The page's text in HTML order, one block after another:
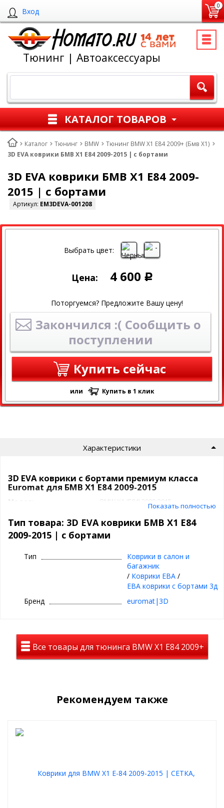
Вход
0
Тюнинг | Автоаксессуары
КАТАЛОГ ТОВАРОВ
Каталог Тюнинг BMW
Тюнинг BMW X1 E84 2009+ (Бмв Х1)
3D EVA коврики БМВ Х1 Е84 2009-2015 | с бортами
3D EVA коврики БМВ Х1 Е84 2009-
2015 | с бортами
Артикул: EM3DEVA-001208
Выбрать цвет:
Цена: 4 600 Р
Поторгуемся? Предложите Вашу цену!
Закончился :( Сообщить о
поступлении
Купить сейчас
или Купить в 1 клик
Характеристики
3D EVA коврики c бортами премиум класса
Euromat для БМВ Х1 Е84 2009-2015
Модель
BMW X1 (E84) 2009-2015
Производитель
3D|Euromat
Коврики EVA 3D для BMW X1 (E84) 2009-
высокие бортына ЕВА ковриках
⊕ объединяют лучшие качества резиновых и
⊕ надежно фиксируются повторяя геометрию
⊕ легко чистятся и просты в уходе
Показать полностью
Тип товара: 3D EVA коврики БМВ Х1 Е84
2009-2015 | с бортами
Тип
Коврики в салон и
багажник
/ Коврики ЕВА/
ЕВА коврики с бортами 3д
Бренд
euromat|3D
Все товары для тюнинга BMW X1 E84 2009+
Рекомендуем также